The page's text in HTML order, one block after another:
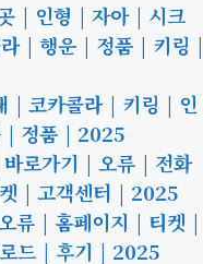
| 인형 | 자아 | 시크
| 행운 | 정품 | 키링 |
| 코카콜라 | 키링 | 인
| 정품 | 2025
로가기 | 오류 | 전화
| 고객센터 | 2025
류 | 홈페이지 | 티켓 |
드 | 후기 | 2025